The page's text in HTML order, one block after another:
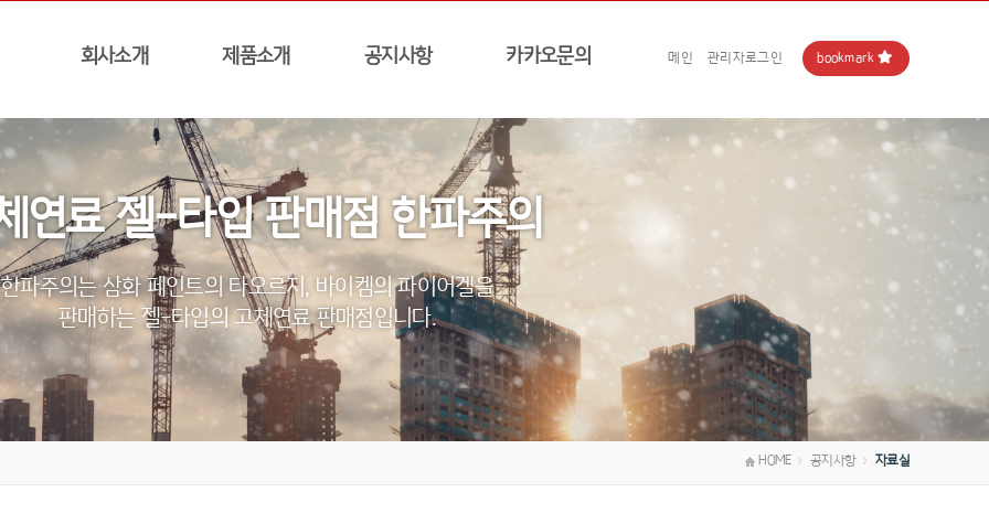
회사소개 제품소개 공지사항 카카오문의 메인 관리자로그인 bookmark
연료 젤-타입 판매점 한파주의
한파주의는 삼화 페인트의 타오르지, 바이켐의 파이어겔을
판매하는 젤-타입의 고체연료 판매점입니다.
HOME＞공지사항＞ 자료실